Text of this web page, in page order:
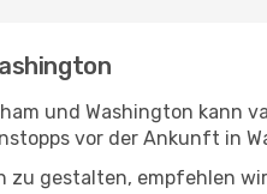
und Washington kann
vor der Ankunft in
zu gestalten, empfehlen